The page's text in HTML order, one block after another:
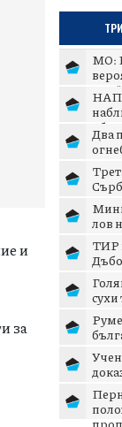
и
за
МО:
НАП
област
Два
лов
ТИР
няма
сухи
се